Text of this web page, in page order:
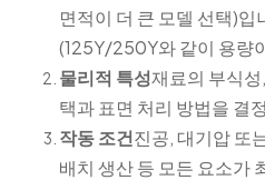
면적이 더 큰 모델 선택)
(125Y/250Y와 같이 용량
물리적 특성재료의 부식
택과 표면 처리 방법을 결
작동 조건진공, 대기압 또
배치 생산 등 모든 요소가